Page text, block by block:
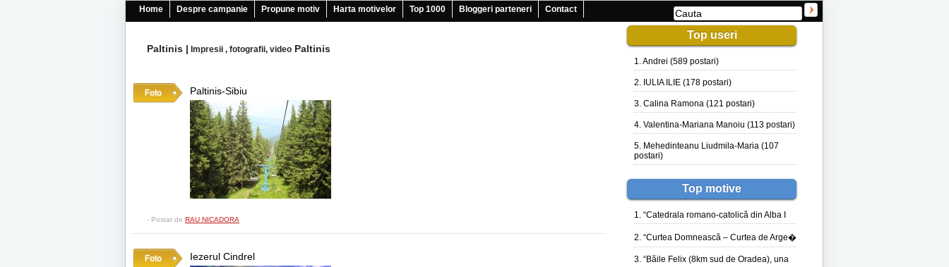
Home Despre campanie Propune motiv Harta motivelor Top 1000 Bloggeri parteneri Contact
Paltinis | Impresii , fotografii, video Paltinis
Paltinis-Sibiu
- Postat de RAU NICADORA
Iezerul Cindrel
Top useri
1. Andrei (589 postari)
2. IULIA ILIE (178 postari)
3. Calina Ramona (121 postari)
4. Valentina-Mariana Manoiu (113 postari)
5. Mehedinteanu Liudmila-Maria (107
postari)
Top motive
1. “Catedrala romano-catolică din Alba I
2. “Curtea Domnească – Curtea de Arge�
3. “Băile Felix (8km sud de Oradea), una